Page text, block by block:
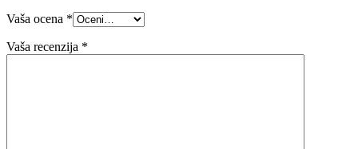
Vaša ocena *
Vaša recenzija *